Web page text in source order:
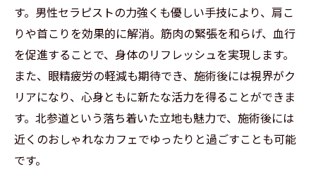
す。男性セラピストの力強くも優しい手技により、肩こ
りや首こりを効果的に解消。筋肉の緊張を和らげ、血行
を促進することで、身体のリフレッシュを実現します。
また、眼精疲労の軽減も期待でき、施術後には視界がク
リアになり、心身ともに新たな活力を得ることができま
す。北参道という落ち着いた立地も魅力で、施術後には
近くのおしゃれなカフェでゆったりと過ごすことも可能
です。